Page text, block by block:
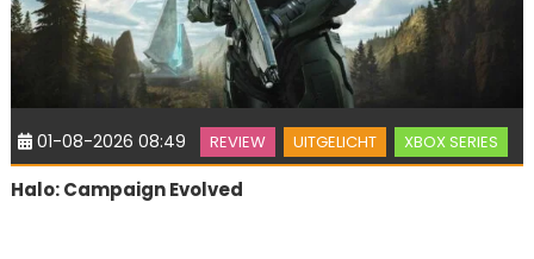
01-08-2026 08:49 REVIEW UITGELICHT XBOX SERIES
Halo: Campaign Evolved